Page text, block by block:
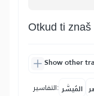
Otkud ti
Show other
التفاسير: المُيسَّر